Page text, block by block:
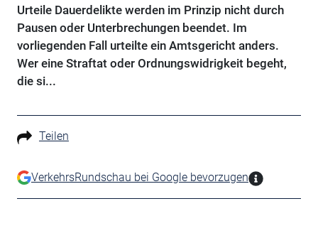
Urteile Dauerdelikte werden im Prinzip nicht durch
Pausen oder Unterbrechungen beendet. Im
vorliegenden Fall urteilte ein Amtsgericht anders.
Wer eine Straftat oder Ordnungswidrigkeit begeht,
die si...
Teilen
VerkehrsRundschau bei Google bevorzugen